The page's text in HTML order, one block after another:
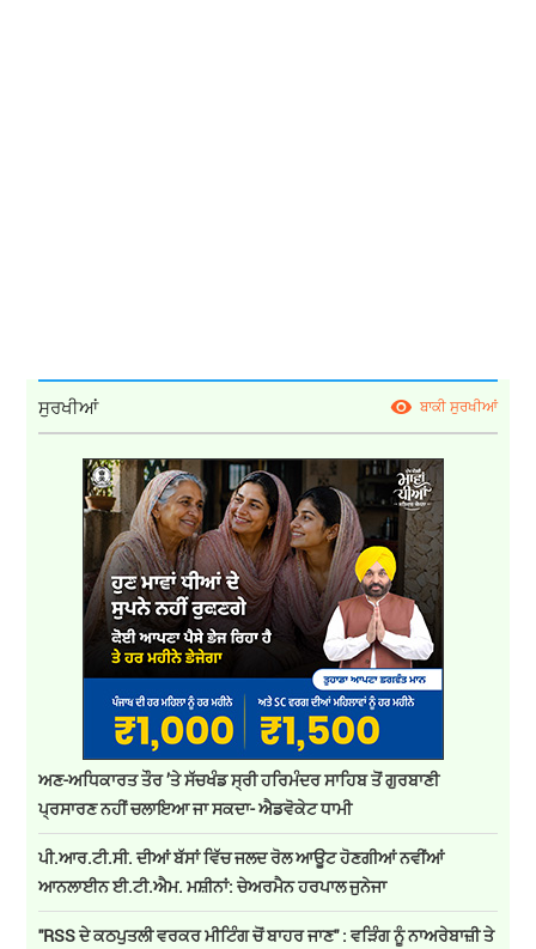
ਸੁਰਖੀਆਂ ਬਾਕੀ ਸੁਰਖੀਆਂ
ਅਣ-ਅਧਿਕਾਰਤ ਤੌਰ ’ਤੇ ਸੱਚਖੰਡ ਸ੍ਰੀ ਹਰਿਮੰਦਰ ਸਾਹਿਬ ਤੋਂ ਗੁਰਬਾਣੀ
ਪ੍ਰਸਾਰਣ ਨਹੀਂ ਚਲਾਇਆ ਜਾ ਸਕਦਾ- ਐਡਵੋਕੇਟ ਧਾਮੀ
ਪੀ.ਆਰ.ਟੀ.ਸੀ. ਦੀਆਂ ਬੱਸਾਂ ਵਿੱਚ ਜਲਦ ਰੋਲ ਆਊਟ ਹੋਣਗੀਆਂ ਨਵੀਂਆਂ
ਆਨਲਾਈਨ ਈ.ਟੀ.ਐਮ. ਮਸ਼ੀਨਾਂ: ਚੇਅਰਮੈਨ ਹਰਪਾਲ ਜੁਨੇਜਾ
''RSS ਦੇ ਕਠਪੁਤਲੀ ਵਰਕਰ ਮੀਟਿੰਗ ਚੋਂ ਬਾਹਰ ਜਾਣ'' : ਵੜਿੰਗ ਨੂੰ ਨਾਅਰੇਬਾਜ਼ੀ ਤੇ